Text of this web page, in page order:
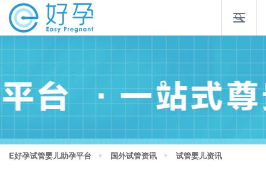
E好孕试管婴儿助孕平台 国外试管资讯 试管婴儿资讯